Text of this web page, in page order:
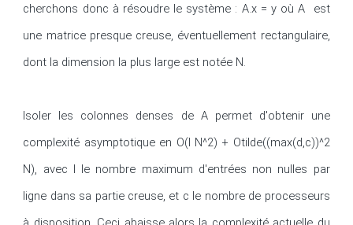
cherchons donc à résoudre le système : A.x = y où A  est
une matrice presque creuse, éventuellement rectangulaire,
dont la dimension la plus large est notée N.
Isoler les colonnes denses de A permet d'obtenir une
complexité asymptotique en O(l N^2) + Otilde((max(d,c))^2
N), avec l le nombre maximum d'entrées non nulles par
ligne dans sa partie creuse, et c le nombre de processeurs